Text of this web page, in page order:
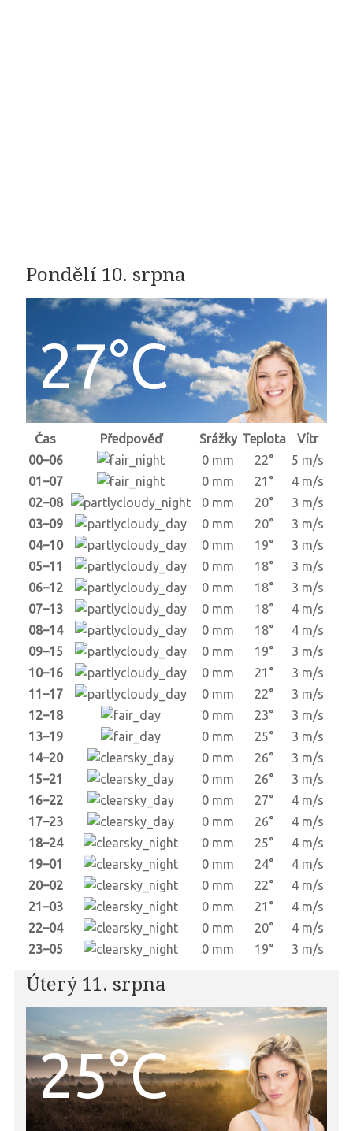
Pondělí 10. srpna
27°C
Čas Předpověď Srážky Teplota
Vítr
00–06
0 mm 22°
5 m/s
01–07
0 mm 21°
4 m/s
02–08
0 mm 20°
3 m/s
03–09
0 mm 20°
3 m/s
04–10
0 mm 19°
3 m/s
05–11
0 mm 18°
3 m/s
06–12
0 mm 18°
3 m/s
07–13
0 mm 18°
4 m/s
08–14
0 mm 18°
4 m/s
09–15
0 mm 19°
3 m/s
10–16
0 mm 21°
3 m/s
11–17
0 mm 22°
3 m/s
12–18
0 mm 23°
3 m/s
13–19
0 mm 25°
3 m/s
14–20
0 mm 26°
3 m/s
15–21
0 mm 26°
3 m/s
16–22
0 mm 27°
4 m/s
17–23
0 mm 26°
4 m/s
18–24
0 mm 25°
4 m/s
19–01
0 mm 24°
4 m/s
20–02
0 mm 22°
4 m/s
21–03
0 mm 21°
4 m/s
22–04
0 mm 20°
4 m/s
23–05
0 mm 19° 3 m/s
Úterý 11. srpna
25°C